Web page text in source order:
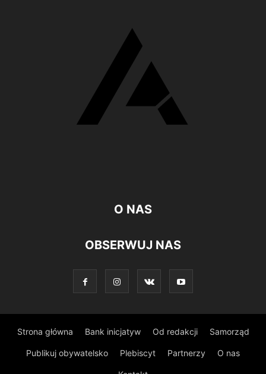
O NAS
OBSERWUJ NAS
Strona główna Bank inicjatyw Od redakcji Samorząd
Publikuj obywatelsko Plebiscyt Partnerzy O nas